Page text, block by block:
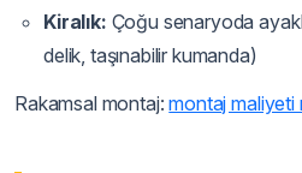
Kiralık: Çoğu senaryoda
delik, taşınabilir kumanda)
Rakamsal montaj:montaj maliyeti